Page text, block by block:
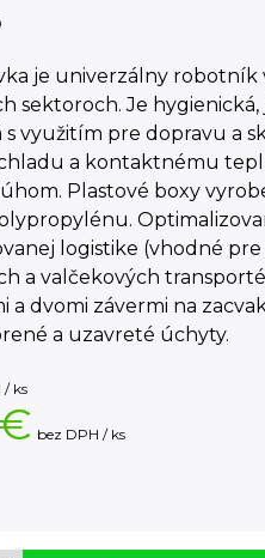
je univerzálny robotník
sektoroch. Je
využitím pre dopravu a
a kontaktnému
Plastové boxy
logistike (vhodné
a valčekových
a dvomi závermi na
a uzavreté úchyty.
/ ks
bez DPH / ks